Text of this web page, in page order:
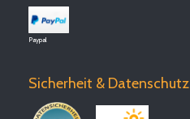
Paypal
Sicherheit & Datenschutz